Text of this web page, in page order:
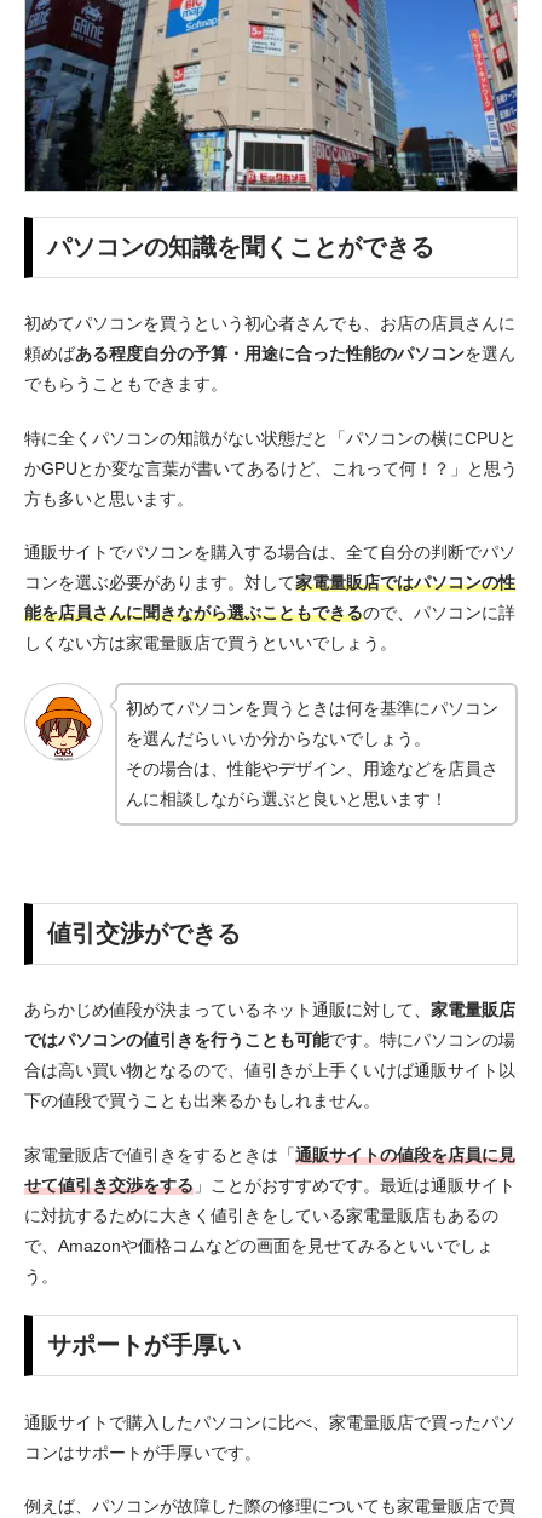
パソコンの知識を聞くことができる
初めてパソコンを買うという初心者さんでも、お店の店員さんに
頼めばある程度自分の予算・用途に合った性能のパソコンを選ん
でもらうこともできます。
特に全くパソコンの知識がない状態だと「パソコンの横にCPUと
かGPUとか変な言葉が書いてあるけど、これって何！？」と思う
方も多いと思います。
通販サイトでパソコンを購入する場合は、全て自分の判断でパソ
コンを選ぶ必要があります。対して家電量販店ではパソコンの性
能を店員さんに聞きながら選ぶこともできるので、パソコンに詳
しくない方は家電量販店で買うといいでしょう。
初めてパソコンを買うときは何を基準にパソコン
を選んだらいいか分からないでしょう。
その場合は、性能やデザイン、用途などを店員さ
んに相談しながら選ぶと良いと思います！
値引交渉ができる
あらかじめ値段が決まっているネット通販に対して、 家電量販店
ではパソコンの値引きを行うことも可能です。特にパソコンの場
合は高い買い物となるので、値引きが上手くいけば通販サイト以
下の値段で買うことも出来るかもしれません。
家電量販店で値引きをするときは「通販サイトの値段を店員に見
せて値引き交渉をする 」ことがおすすめです。最近は通販サイト
に対抗するために大きく値引きをしている家電量販店もあるの
で、Amazonや価格コムなどの画面を見せてみるといいでしょ
う。
サポートが手厚い
通販サイトで購入したパソコンに比べ、家電量販店で買ったパソ
コンはサポートが手厚いです。
例えば、パソコンが故障した際の修理についても家電量販店で買